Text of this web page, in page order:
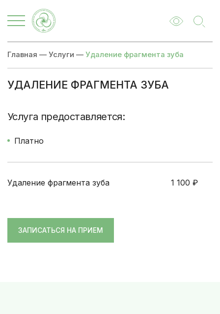
Главная — Услуги — Удаление фрагмента зуба
УДАЛЕНИЕ ФРАГМЕНТА ЗУБА
Цены Записаться
Услуга предоставляется:
Платно
Удаление фрагмента зуба 1 100 ₽
ЗАПИСАТЬСЯ НА ПРИЕМ